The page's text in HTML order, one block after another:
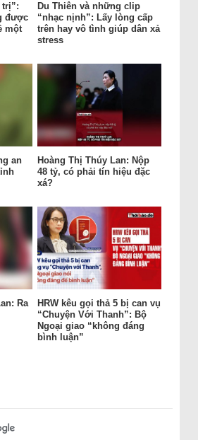
trị”:
được
một
Du Thiên và những clip
“nhạc nịnh”: Lấy lòng cấp
trên hay vô tình giúp dân xả
stress
an
Hoàng Thị Thúy Lan: Nộp
48 tỷ, có phải tín hiệu đặc
xá?
Ra
HRW kêu gọi thả 5 bị can vụ
“Chuyện Với Thanh”: Bộ
Ngoại giao “không đáng
bình luận”